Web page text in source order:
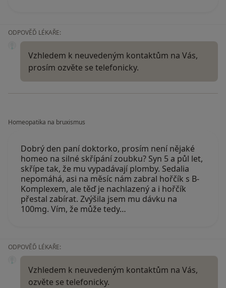
ODPOVĚĎ LÉKAŘE:
Vzhledem k neuvedeným kontaktům na Vás,
prosím ozvěte se telefonicky.
Homeopatika na bruxismus
Dobrý den paní doktorko, prosím není nějaké
homeo na silné skřípání zoubku? Syn 5 a půl let,
skřípe tak, že mu vypadávají plomby. Sedalia
nepomáhá, asi na měsíc nám zabral hořčík s B-
Komplexem, ale těď je nachlazený a i hořčík
přestal zabírat. Zvýšila jsem mu dávku na
100mg. Vím, že může tedy…
ODPOVĚĎ LÉKAŘE:
Vzhledem k neuvedeným kontaktům na Vás,
ozvěte se telefonicky.